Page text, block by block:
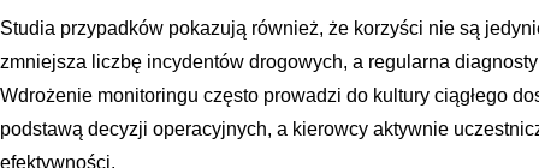
Studia przypadków pokazują również, że korzyści nie są
zmniejsza liczbę incydentów drogowych, a regularna
Wdrożenie monitoringu często prowadzi do kultury ciągłego
podstawą decyzji operacyjnych, a kierowcy aktywnie
efektywności.